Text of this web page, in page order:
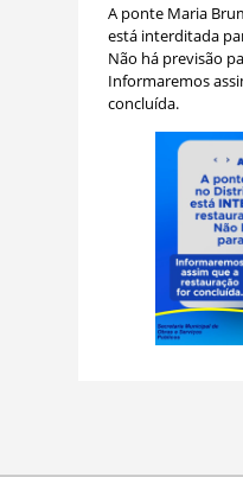
A ponte Maria
está interditada
Não há previsão
Informaremos
concluída.